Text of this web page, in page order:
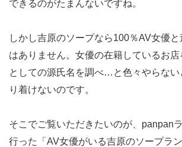
できるのがたまんないですね。
しかし吉原のソープなら100％AV女優
はありません。女優の在籍しているお
としての源氏名を調べ…と色々やらない
り着けないのです。
そこでご覧いただきたいのが、panpan
行った「AV女優がいる吉原のソープラ